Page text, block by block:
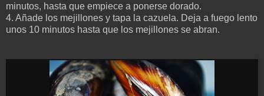
minutos, hasta que empiece a ponerse dorado.
4. Añade los mejillones y tapa la cazuela. Deja a fuego lento
unos 10 minutos hasta que los mejillones se abran.